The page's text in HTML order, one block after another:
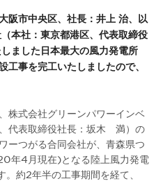
阪市中央区、社長：井上 治、以
本社：東京都港区、代表取締役
ました日本最大の風力発電所
工事を完工いたしましたので、
株式会社グリーンパワーインベ
代表取締役社長：坂木 満）の
ーつがる合同会社が、青森県つ
年4月現在)となる陸上風力発電
約2年半の工事期間を経て、